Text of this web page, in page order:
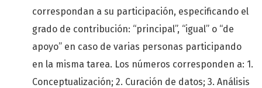
correspondan a su participación, especificando el
grado de contribución: “principal”, “igual” o “de
apoyo” en caso de varias personas participando
en la misma tarea. Los números corresponden a: 1.
Conceptualización; 2. Curación de datos; 3. Análisis